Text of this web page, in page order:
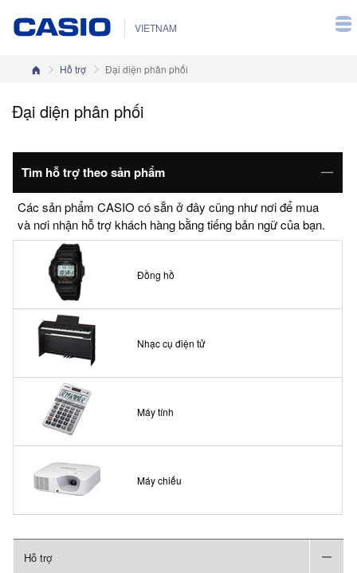
VIETNAM
Trang chủ
Hỗ trợ Đại diện phân phối
Đại diện phân phối
Tìm hỗ trợ theo sản phẩm
Các sản phẩm CASIO có sẵn ở đây cũng như nơi để mua
và nơi nhận hỗ trợ khách hàng bằng tiếng bản ngữ của bạn.
Đồng hồ
Nhạc cụ điện tử
Máy tính
Máy chiếu
Hỗ trợ